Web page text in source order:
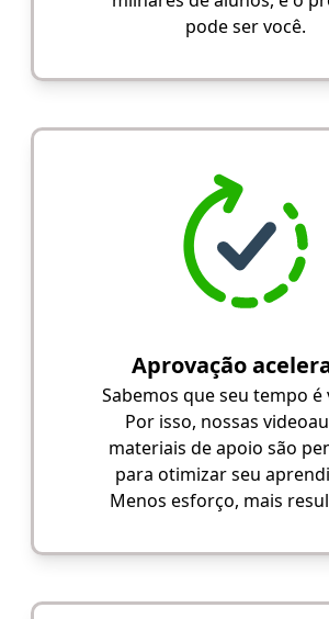
pode ser você.
Aprovação
Sabemos que seu tempo é
Por isso, nossas
materiais de apoio são
para otimizar seu
Menos esforço, mais